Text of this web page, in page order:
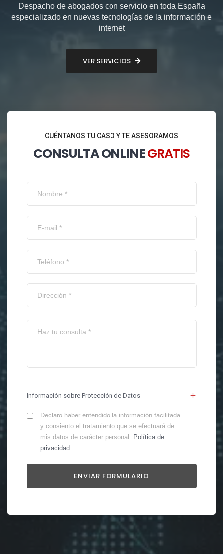
Despacho de abogados con servicio en toda España
especializado en nuevas tecnologías de la información e
internet
VER SERVICIOS
CUÉNTANOS TU CASO Y TE ASESORAMOS
CONSULTA ONLINEGRATIS
Información sobre Protección de Datos
Declaro haber entendido la información facilitada
y consiento el tratamiento que se efectuará de
mis datos de carácter personal. Política de
privacidad.